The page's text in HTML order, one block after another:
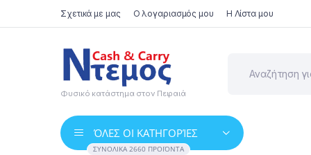
Σχετικά με μας Ο λογαριασμός μου Η Λίστα μου
Φυσικό κατάστημα στον Πειραιά
ΌΛΕΣ ΟΙ ΚΑΤΗΓΟΡΊΕΣ
ΣΥΝΟΛΙΚΆ 2660 ΠΡΟΪΌΝΤΑ